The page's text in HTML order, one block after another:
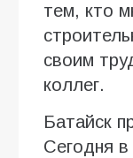
тем, кто
своим
коллег.
Батайск
Сегодня в